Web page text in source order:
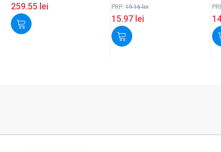
259.55 lei PRP: 19.16lei
15.97 lei